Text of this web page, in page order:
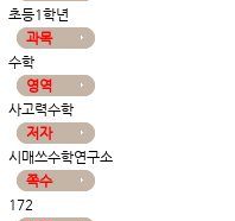
초등1학년
과목
수학
영역
사고력수학
저자
시매쓰수학연구소
쪽수
172